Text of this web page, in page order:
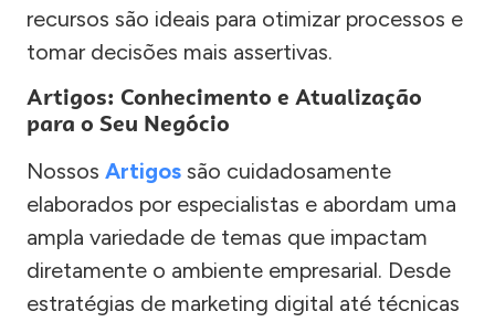
recursos são ideais para otimizar processos e
tomar decisões mais assertivas.
Artigos: Conhecimento e Atualização
para o Seu Negócio
Nossos Artigos são cuidadosamente
elaborados por especialistas e abordam uma
ampla variedade de temas que impactam
diretamente o ambiente empresarial. Desde
estratégias de marketing digital até técnicas